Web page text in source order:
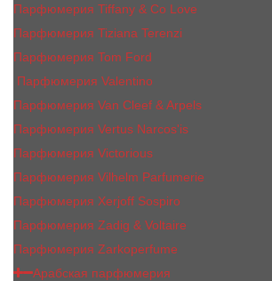
Парфюмерия Tiffany & Co Love
Парфюмерия Tiziana Terenzi
Парфюмерия Tom Ford
Парфюмерия Valentino
Парфюмерия Van Cleef & Arpels
Парфюмерия Vertus Narcos'is
Парфюмерия Victorious
Парфюмерия Vilhelm Parfumerie
Парфюмерия Xerjoff Sospiro
Парфюмерия Zadig & Voltaire
Парфюмерия Zarkoperfume
Арабская парфюмерия